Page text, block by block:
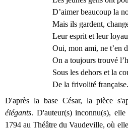
D’aimer beaucoup la
Mais ils gardent,
Leur esprit et leur
Oui, mon ami, ne t’en
On a toujours trouvé
Sous les dehors et la
De la frivolité française.
D'après la base César, la pièce
élégants. D'auteur(s) inconnu(s),
1794 au Théâtre du Vaudeville, où